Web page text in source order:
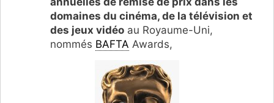
domaines du cinéma, de la télévision et
des jeux vidéo au Royaume-Uni,
nommés BAFTA Awards,